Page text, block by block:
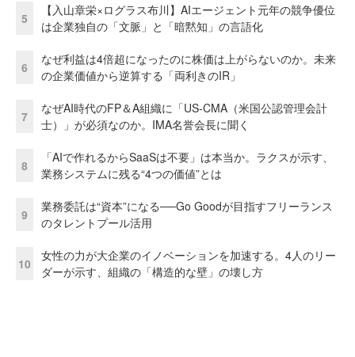
5
【入山章栄×ログラス布川】AIエージェント元年の競争優位
は企業独自の「文脈」と「暗黙知」の言語化
6
なぜ利益は4倍超になったのに株価は上がらないのか。未来
の企業価値から逆算する「両利きのIR」
7
なぜAI時代のFP＆A組織に「US-CMA（米国公認管理会計
士）」が必須なのか。IMA名誉会長に聞く
8
「AIで作れるからSaaSは不要」は本当か。ラクスが示す、
業務システムに残る“4つの価値”とは
9
業務委託は“資本”になる──Go Goodが目指すフリーランス
のタレントプール活用
10
女性の力が大企業のイノベーションを加速する。4人のリー
ダーが示す、組織の「構造的な壁」の壊し方